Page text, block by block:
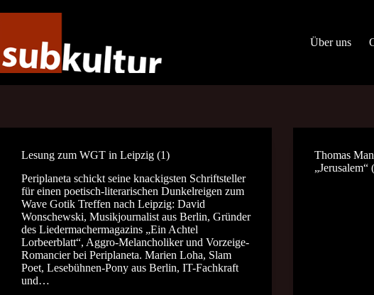
Über uns
Lesung zum WGT in Leipzig (1)
Periplaneta schickt seine knackigsten Schriftsteller
für einen poetisch-literarischen Dunkelreigen zum
Wave Gotik Treffen nach Leipzig: David
Wonschewski, Musikjournalist aus Berlin, Gründer
des Liedermachermagazins „Ein Achtel
Lorbeerblatt“, Aggro-Melancholiker und Vorzeige-
Romancier bei Periplaneta. Marien Loha, Slam
Poet, Lesebühnen-Pony aus Berlin, IT-Fachkraft
und…
Thomas
„Jerusalem“